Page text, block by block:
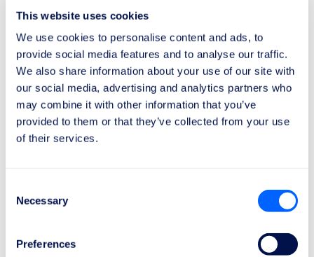
This website uses cookies
We use cookies to personalise content and ads, to
provide social media features and to analyse our traffic.
We also share information about your use of our site with
our social media, advertising and analytics partners who
may combine it with other information that you’ve
provided to them or that they’ve collected from your use
of their services.
Selection
Necessary
Preferences
Për pasagjerët me lëvizshmëri të kufizuar dhe për
njerëzit që i shoqërojnë ata, janë parashikuar
ndihma specifike.
Fluturim i vonuar
E drejta për Informim
E drejta për Ndihmë
Për vonesa prej 2 orë ose më shumë për
fluturime deri në 1500 km.